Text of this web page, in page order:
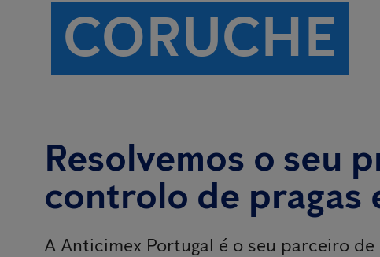
CORUCHE
Resolvemos o seu
controlo de pragas
A Anticimex Portugal é o seu parceiro